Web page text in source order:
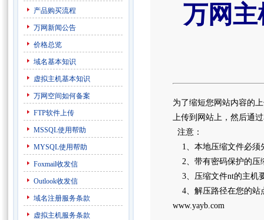
产品购买流程
万网新闻公告
价格总览
域名基本知识
虚拟主机基本知识
万网空间如何备案
FTP软件上传
MSSQL使用帮助
MYSQL使用帮助
Foxmail收发信
Outlook收发信
域名注册服务条款
虚拟主机服务条款
万网
为了缩短您网站内容的
上传到网站上，然后通
注意：
1、本地压缩文件必须
2、带有密码保护的压
3、压缩文件nt的主机
4、解压路径在您的站
www.yayb.com